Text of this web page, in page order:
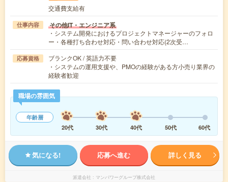
交通費支給有
仕事内容 その他IT・エンジニア系
・システム開発におけるプロジェクトマネージャーのフォロ
ー・各種打ち合わせ対応・問い合わせ対応(2次受…
応募資格
ブランクOK / 英語力不要
・システムの運用支援や、PMOの経験がある方小売り業界の
経験者歓迎
職場の雰囲気
年齢層
20代
30代 40代 50代 60代
気になる! 応募へ進む 詳しく見る
派遣会社 マンパワーグループ株式会社